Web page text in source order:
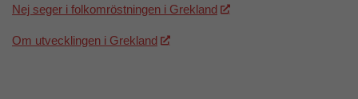
Nej seger i folkomröstningen i Grekland
Om utvecklingen i Grekland